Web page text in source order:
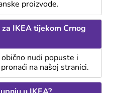
proizvode.
IKEA tijekom Crnog
nudi popuste i
na našoj stranici.